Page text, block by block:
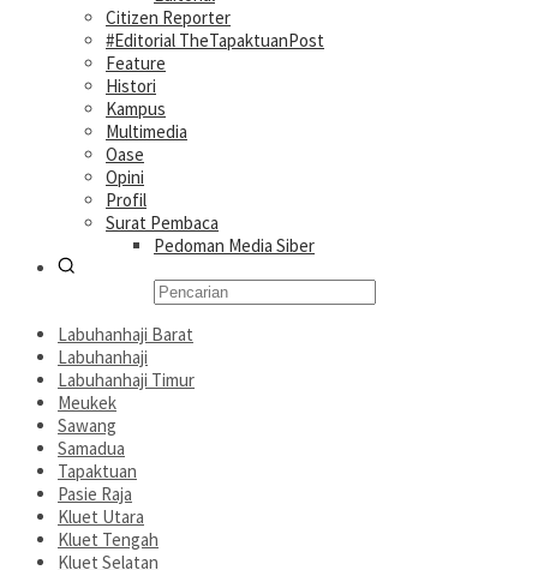
Citizen Reporter
#Editorial TheTapaktuanPost
Feature
Histori
Kampus
Multimedia
Oase
Opini
Profil
Surat Pembaca
Pedoman Media Siber
Labuhanhaji Barat
Labuhanhaji
Labuhanhaji Timur
Meukek
Sawang
Samadua
Tapaktuan
Pasie Raja
Kluet Utara
Kluet Tengah
Kluet Selatan